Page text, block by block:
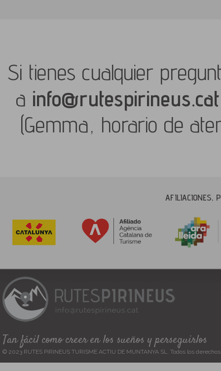
Si tienes cualquier
a info@rutespirineus.cat
(Gemma, horario de
AFILIACIONES,
Tan fácil como creer en los sueños y perseguirlos
© 2023 RUTES PIRINEUS TURISME ACTIU DE MUNTANYA SL. Todos los